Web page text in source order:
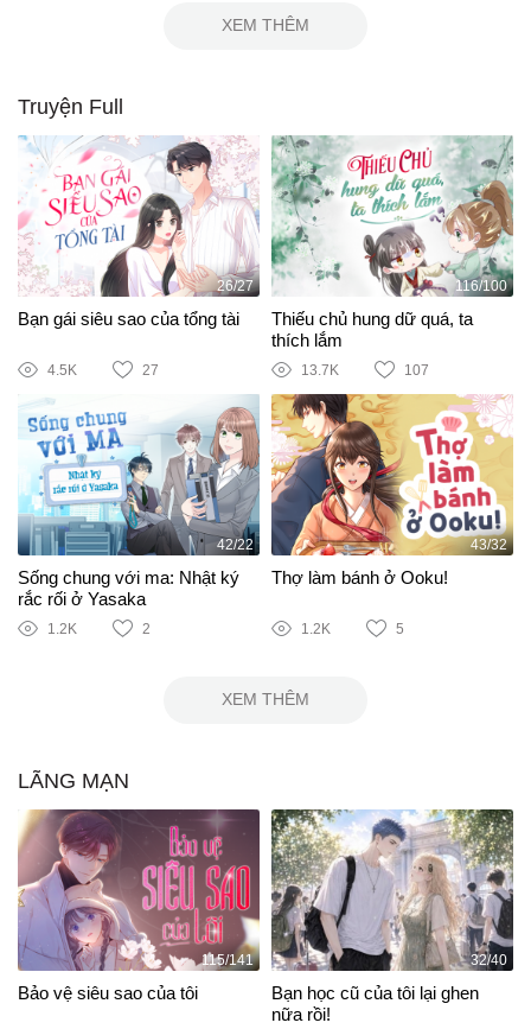
XEM THÊM
Truyện Full
26/27
Bạn gái siêu sao của tổng tài
4.5K 27
116/100
Thiếu chủ hung dữ quá, ta
thích lắm
13.7K 107
42/22
Sống chung với ma: Nhật ký
rắc rối ở Yasaka
1.2K 2
43/32
Thợ làm bánh ở Ooku!
1.2K 5
XEM THÊM
LÃNG MẠN
115/141
Bảo vệ siêu sao của tôi
32/40
Bạn học cũ của tôi lại ghen
nữa rồi!